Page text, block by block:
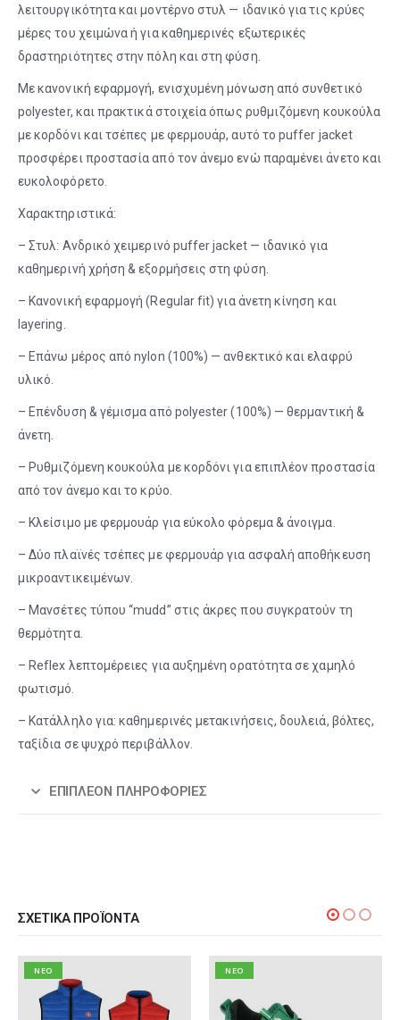
λειτουργικότητα και μοντέρνο στυλ — ιδανικό για τις κρύες
μέρες του χειμώνα ή για καθημερινές εξωτερικές
δραστηριότητες στην πόλη και στη φύση.
Με κανονική εφαρμογή, ενισχυμένη μόνωση από συνθετικό
polyester, και πρακτικά στοιχεία όπως ρυθμιζόμενη κουκούλα
με κορδόνι και τσέπες με φερμουάρ, αυτό το puffer jacket
προσφέρει προστασία από τον άνεμο ενώ παραμένει άνετο και
ευκολοφόρετο.
Χαρακτηριστικά:
– Στυλ: Ανδρικό χειμερινό puffer jacket — ιδανικό για
καθημερινή χρήση & εξορμήσεις στη φύση.
– Κανονική εφαρμογή (Regular fit) για άνετη κίνηση και
layering.
– Επάνω μέρος από nylon (100%) — ανθεκτικό και ελαφρύ
υλικό.
– Επένδυση & γέμισμα από polyester (100%) — θερμαντική &
άνετη.
– Ρυθμιζόμενη κουκούλα με κορδόνι για επιπλέον προστασία
από τον άνεμο και το κρύο.
– Κλείσιμο με φερμουάρ για εύκολο φόρεμα & άνοιγμα.
– Δύο πλαϊνές τσέπες με φερμουάρ για ασφαλή αποθήκευση
μικροαντικειμένων.
– Μανσέτες τύπου “mudd” στις άκρες που συγκρατούν τη
θερμότητα.
– Reflex λεπτομέρειες για αυξημένη ορατότητα σε χαμηλό
φωτισμό.
– Κατάλληλο για: καθημερινές μετακινήσεις, δουλειά, βόλτες,
ταξίδια σε ψυχρό περιβάλλον.
ΕΠΙΠΛΈΟΝ ΠΛΗΡΟΦΟΡΊΕΣ
ΣΧΕΤΙΚΆ ΠΡΟΪΌΝΤΑ
NEO NEO